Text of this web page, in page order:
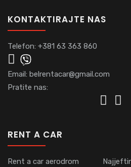
KONTAKTIRAJTE NAS
Telefon: +381 63 363 860
Email: belrentacar@gmail.com
Pratite nas:
RENT A CAR
Rent a car aerodrom